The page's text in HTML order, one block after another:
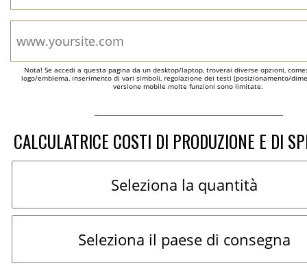
Nota! Se accedi a questa pagina da un desktop/laptop, troverai diverse opzioni,
logo/emblema, inserimento di vari simboli, regolazione dei testi (posizionamento/
versione mobile molte funzioni sono limitate.
CALCULATRICE COSTI DI PRODUZIONE E DI